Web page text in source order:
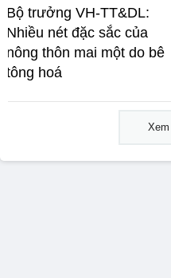
Bộ trưởng VH-TT&DL:
Nhiều nét đặc sắc của
nông thôn mai một do bê
tông hoá